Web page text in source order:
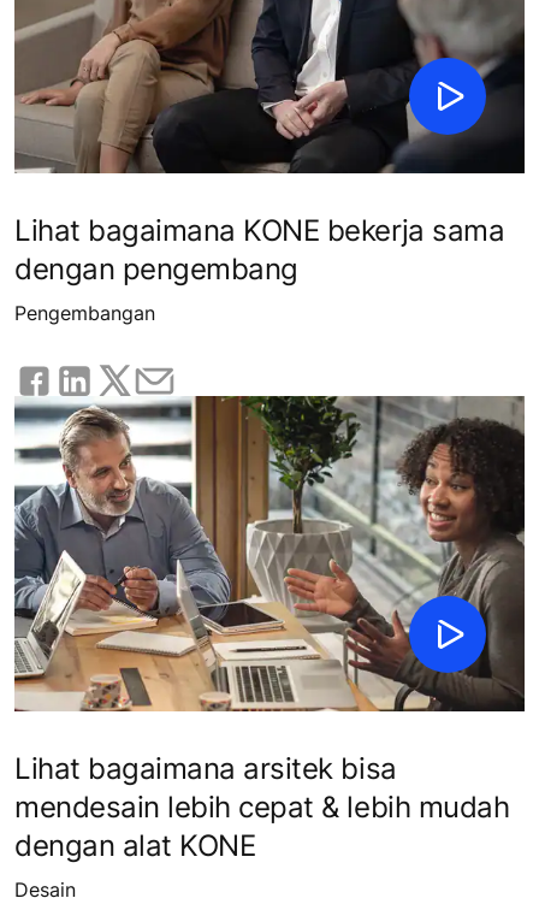
Lihat bagaimana KONE bekerja sama
dengan pengembang
Pengembangan
Lihat bagaimana arsitek bisa
mendesain lebih cepat & lebih mudah
dengan alat KONE
Desain